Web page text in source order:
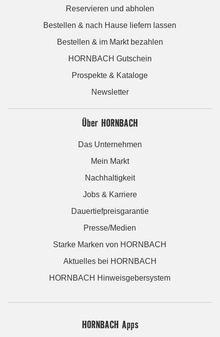
Reservieren und abholen
Bestellen & nach Hause liefern lassen
Bestellen & im Markt bezahlen
HORNBACH Gutschein
Prospekte & Kataloge
Newsletter
Über HORNBACH
Das Unternehmen
Mein Markt
Nachhaltigkeit
Jobs & Karriere
Dauertiefpreisgarantie
Presse/Medien
Starke Marken von HORNBACH
Aktuelles bei HORNBACH
HORNBACH Hinweisgebersystem
HORNBACH Apps